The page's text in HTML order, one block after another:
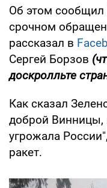
Об этом сообщил
срочном
рассказал в
Сергей Борзов
доскролльте
Как сказал
доброй Винницы,
угрожала
ракет.